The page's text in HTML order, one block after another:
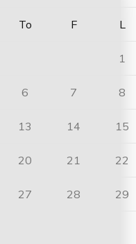
To F L
1
6 7 8
13 14 15
20 21 22
27 28 29